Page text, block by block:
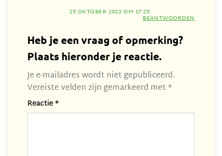
25 OKTOBER 2022 OM 17:25
BEANTWOORDEN
Heb je een vraag of opmerking?
Plaats hieronder je reactie.
Je e-mailadres wordt niet gepubliceerd.
Vereiste velden zijn gemarkeerd met*
Reactie*